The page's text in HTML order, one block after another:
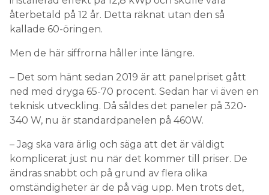
återbetald på 12 år. Detta räknat utan den så
kallade 60-öringen.
Men de här siffrorna håller inte längre.
– Det som hänt sedan 2019 är att panelpriset gått
ned med dryga 65-70 procent. Sedan har vi även en
teknisk utveckling. Då såldes det paneler på 320-
340 W, nu är standardpanelen på 460W.
– Jag ska vara ärlig och säga att det är väldigt
komplicerat just nu när det kommer till priser. De
ändras snabbt och på grund av flera olika
omständigheter är de på väg upp. Men trots det,